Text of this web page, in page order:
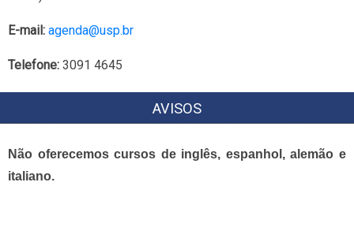
E-mail: agenda@usp.br
Telefone: 3091 4645
AVISOS
Não oferecemos cursos de inglês, espanhol, alemão e
italiano.